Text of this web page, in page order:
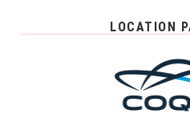
LOCATION